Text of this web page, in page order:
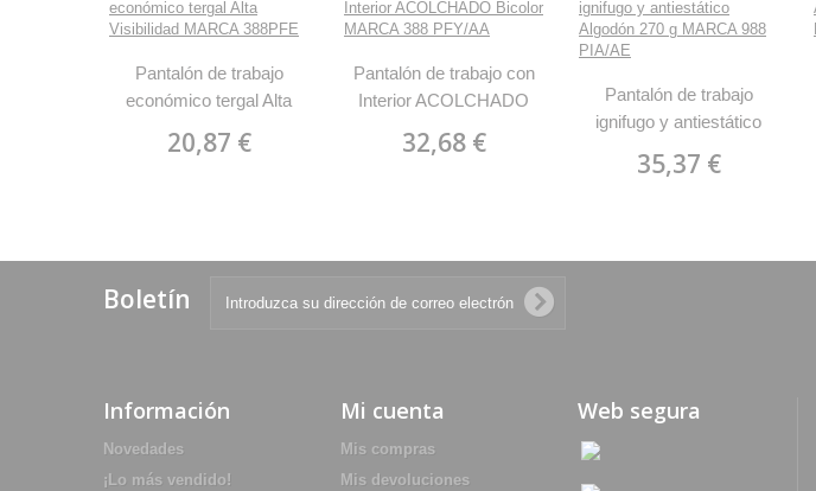
Pantalón de trabajo
económico tergal Alta
388PFE
20,87 €
Pantalón de trabajo con
Interior ACOLCHADO
PFY/AA
32,68 €
Pantalón de trabajo
ignifugo y antiestático
988 PIA/AE
35,37 €
Boletín
Información
Novedades
¡Lo más vendido!
Mi cuenta
Mis compras
Mis devoluciones
Web segura